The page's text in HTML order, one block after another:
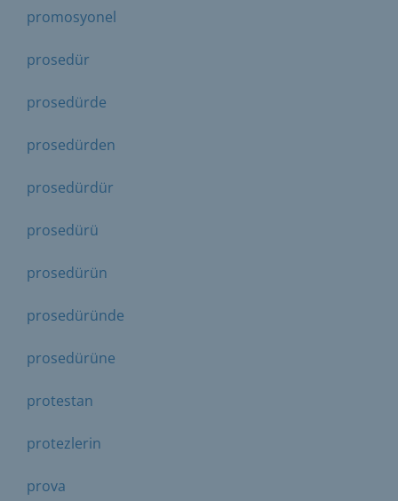
promosyonel
prosedür
prosedürde
prosedürden
prosedürdür
prosedürü
prosedürün
prosedüründe
prosedürüne
protestan
protezlerin
prova